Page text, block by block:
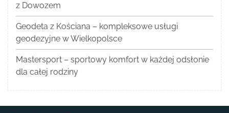
z Dowozem
Geodeta z Kościana – kompleksowe usługi
geodezyjne w Wielkopolsce
Mastersport – sportowy komfort w każdej odsłonie
dla całej rodziny